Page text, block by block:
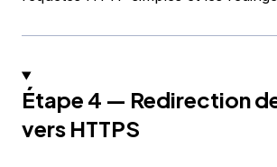
Étape 4 — Redirection
vers HTTPS